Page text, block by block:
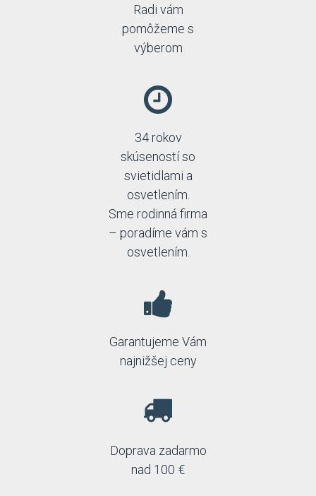
Radi vám
pomôžeme s
výberom
34 rokov
skúseností so
svietidlami a
osvetlením.
Sme rodinná firma
– poradíme vám s
osvetlením.
Garantujeme Vám
najnižšej ceny
Doprava zadarmo
nad 100 €